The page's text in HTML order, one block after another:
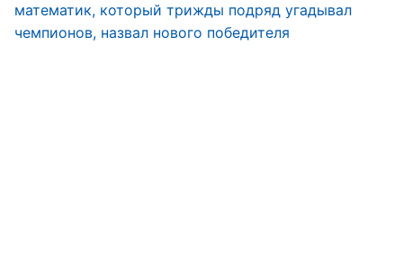
математик, который трижды подряд угадывал
чемпионов, назвал нового победителя